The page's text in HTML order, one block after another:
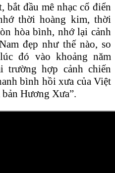
đầu mê nhạc cổ điển
thời hoàng kim, thời
hòa bình, nhớ lại cảnh
đẹp như thế nào, so
đó vào khoảng năm
trường hợp cảnh chiến
bình hồi xưa của Việt
Hương Xưa”.